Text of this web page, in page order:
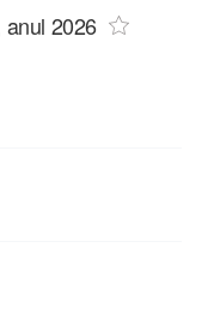
anul 2026